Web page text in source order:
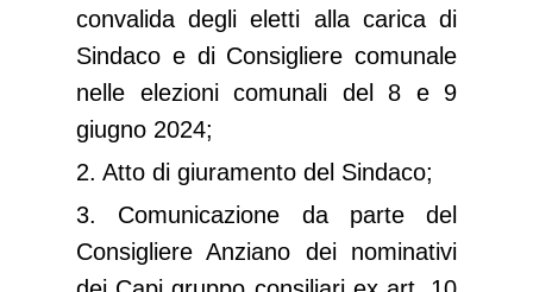
convalida degli eletti alla carica di
Sindaco e di Consigliere comunale
nelle elezioni comunali del 8 e 9
giugno 2024;
2. Atto di giuramento del Sindaco;
3. Comunicazione da parte del
Consigliere Anziano dei nominativi